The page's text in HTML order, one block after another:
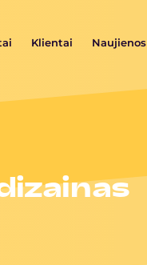
Klientai Naujienos